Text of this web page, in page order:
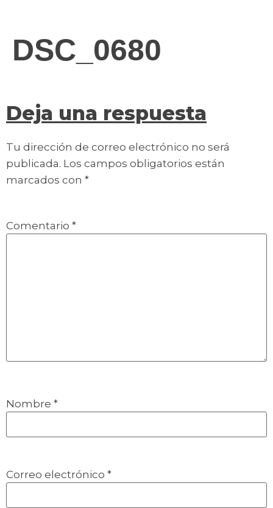
DSC_0680
Deja una respuesta
Tu dirección de correo electrónico no será
publicada. Los campos obligatorios están
marcados con *
Comentario *
Nombre *
Correo electrónico *